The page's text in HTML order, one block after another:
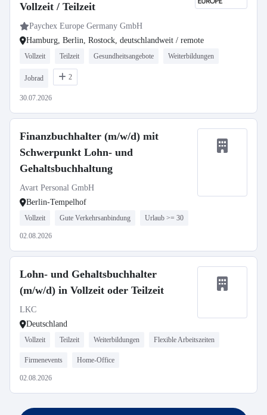
Vollzeit / Teilzeit
Paychex Europe Germany GmbH
Hamburg, Berlin, Rostock, deutschlandweit / remote
Vollzeit Teilzeit Gesundheitsangebote Weiterbildungen
Jobrad 2
30.07.2026
Finanzbuchhalter (m/w/d) mit
Schwerpunkt Lohn- und
Gehaltsbuchhaltung
Avart Personal GmbH
Berlin-Tempelhof
Vollzeit Gute Verkehrsanbindung Urlaub >= 30
02.08.2026
Lohn- und Gehaltsbuchhalter
(m/w/d) in Vollzeit oder Teilzeit
LKC
Deutschland
Vollzeit Teilzeit Weiterbildungen Flexible Arbeitszeiten
Firmenevents Home-Office
02.08.2026